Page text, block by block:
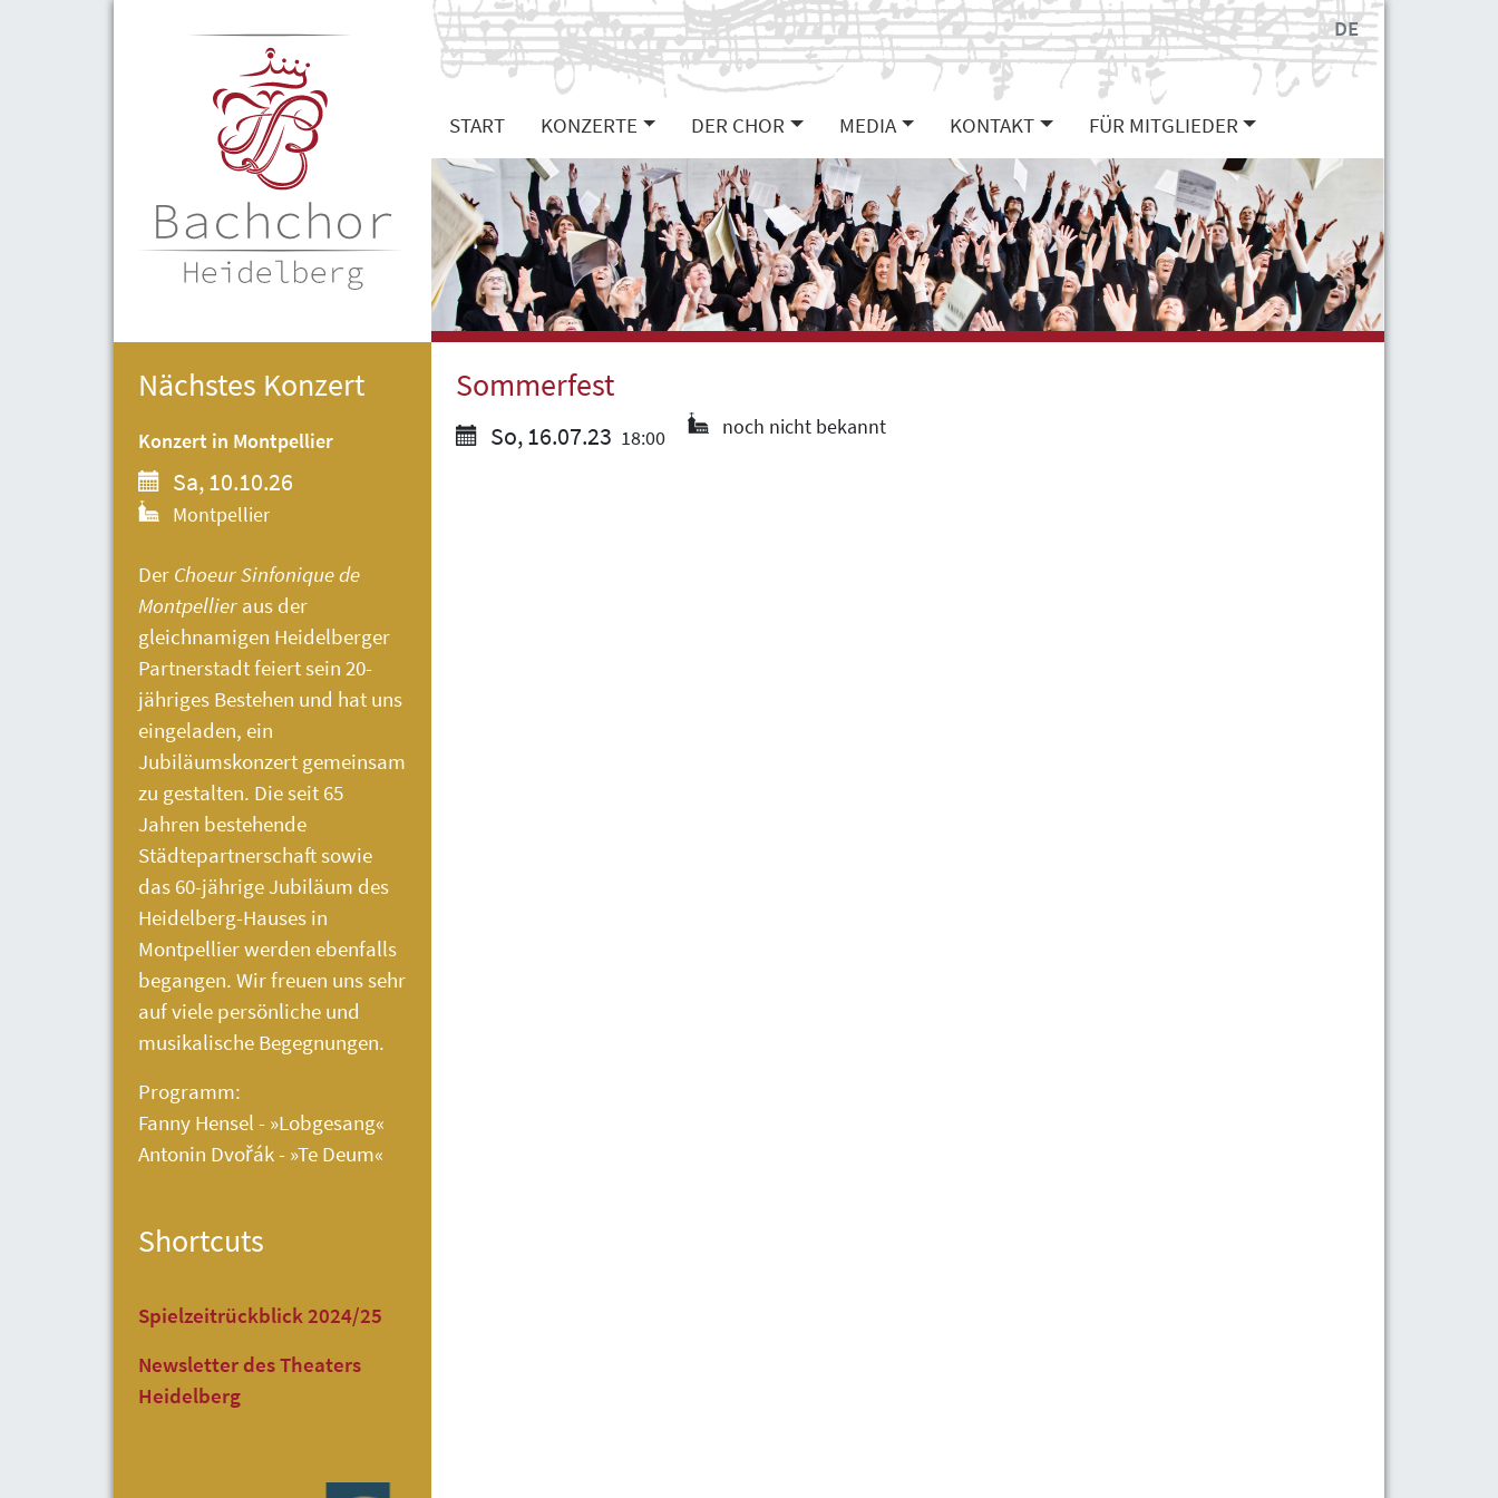
START KONZERTE DER CHOR MEDIA KONTAKT FÜR MITGLIEDER
DE
Sommerfest
So, 16.07.23 18:00 noch nicht bekannt
Nächstes Konzert
Konzert in Montpellier
Sa, 10.10.26
Montpellier
Der Choeur Sinfonique de
Montpellier aus der
gleichnamigen Heidelberger
Partnerstadt feiert sein 20-
jähriges Bestehen und hat uns
eingeladen, ein
Jubiläumskonzert gemeinsam
zu gestalten. Die seit 65
Jahren bestehende
Städtepartnerschaft sowie
das 60-jährige Jubiläum des
Heidelberg-Hauses in
Montpellier werden ebenfalls
begangen. Wir freuen uns sehr
auf viele persönliche und
musikalische Begegnungen.
Programm:
Fanny Hensel - »Lobgesang«
Antonin Dvořák - »Te Deum«
Shortcuts
Spielzeitrückblick 2024/25
Newsletter des Theaters
Heidelberg